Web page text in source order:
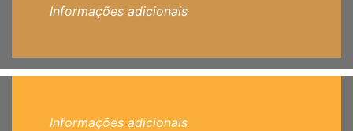
Informações adicionais
Informações adicionais